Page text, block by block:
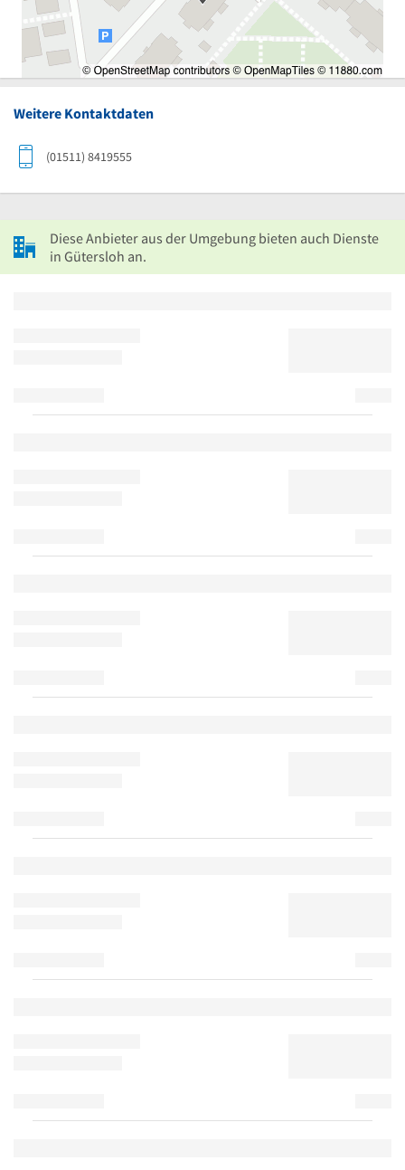
Weitere Kontaktdaten
(01511) 8419555
Diese Anbieter aus der Umgebung bieten auch Dienste
in Gütersloh an.